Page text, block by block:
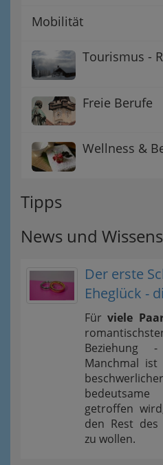
Mobilität
Tourismus -
Freie Berufe
Wellness &
Tipps
News und
Der erste
Eheglück -
Fürviele
Beziehung
Manchmal
getroffen
den Rest des
zu wollen.